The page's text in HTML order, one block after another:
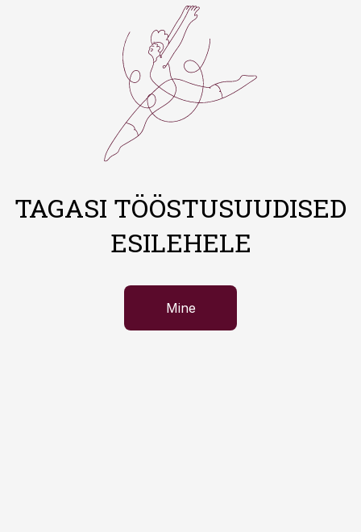
TAGASI TÖÖSTUSUUDISED
ESILEHELE
Mine